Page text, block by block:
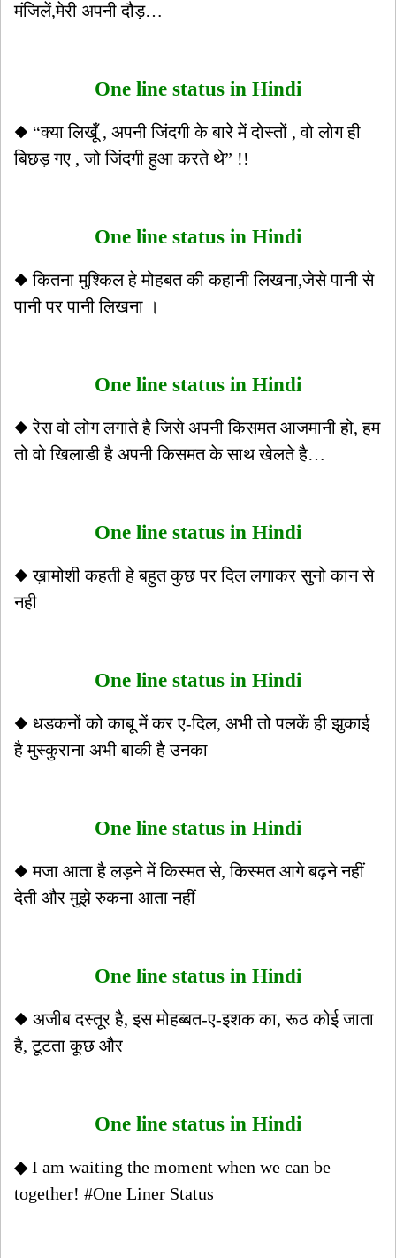
मंजिलें,मेरी अपनी दौड़…
One line status in Hindi
◆ “क्या लिखूँ , अपनी जिंदगी के बारे में दोस्तों , वो लोग ही
बिछड़ गए , जो जिंदगी हुआ करते थे” !!
One line status in Hindi
◆ कितना मुश्किल हे मोहबत की कहानी लिखना,जेसे पानी से
पानी पर पानी लिखना ।
One line status in Hindi
◆ रेस वो लोग लगाते है जिसे अपनी किसमत आजमानी हो, हम
तो वो खिलाडी है अपनी किसमत के साथ खेलते है…
One line status in Hindi
◆ ख़ामोशी कहती हे बहुत कुछ पर दिल लगाकर सुनो कान से
नही
One line status in Hindi
◆ धडकनों को काबू में कर ए-दिल, अभी तो पलकें ही झुकाई
है मुस्कुराना अभी बाकी है उनका
One line status in Hindi
◆ मजा आता है लड़ने में किस्मत से, किस्मत आगे बढ़ने नहीं
देती और मुझे रुकना आता नहीं
One line status in Hindi
◆ अजीब दस्तूर है, इस मोहब्बत-ए-इशक का, रूठ कोई जाता
है, टूटता कूछ और
One line status in Hindi
◆ I am waiting the moment when we can be
together! #One Liner Status